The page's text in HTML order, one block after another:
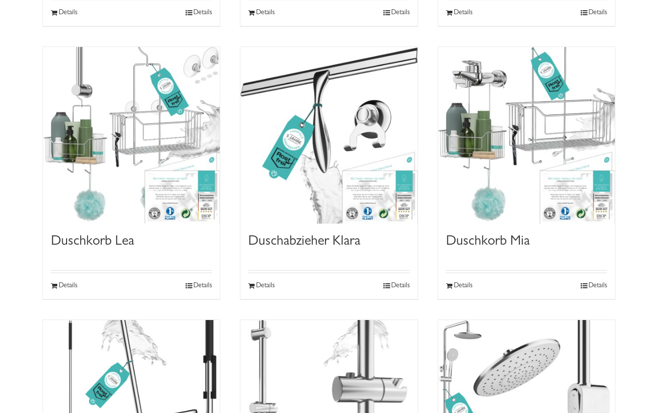
Details Details Details Details Details Details
Duschkorb Lea
Details Details
Duschabzieher Klara
Details Details
Duschkorb Mia
Details Details